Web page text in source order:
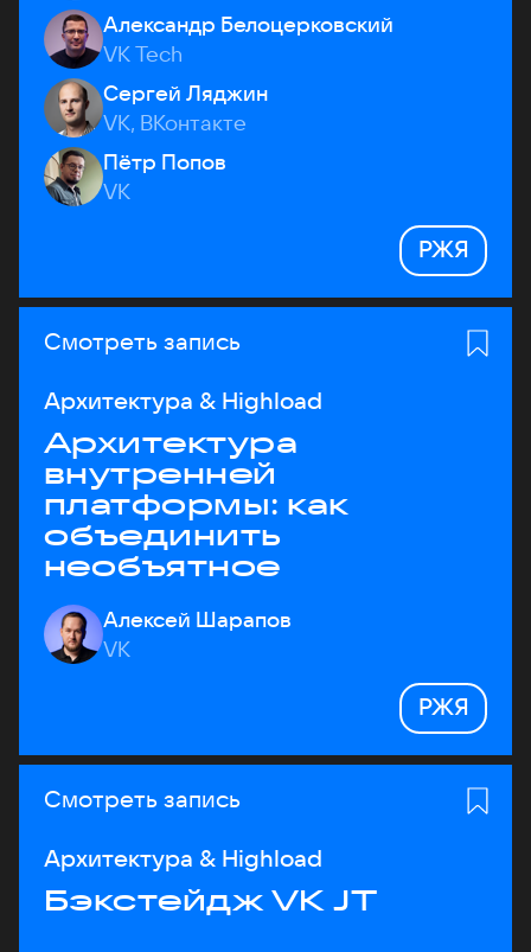
Александр Белоцерковский
VK Tech
Сергей Ляджин
VK, ВКонтакте
Пётр Попов
VK
РЖЯ
Смотреть запись
Архитектура & Highload
Архитектура
внутренней
платформы: как
объединить
необъятное
Алексей Шарапов
VK
РЖЯ
Смотреть запись
Архитектура & Highload
Бэкстейдж VK JT